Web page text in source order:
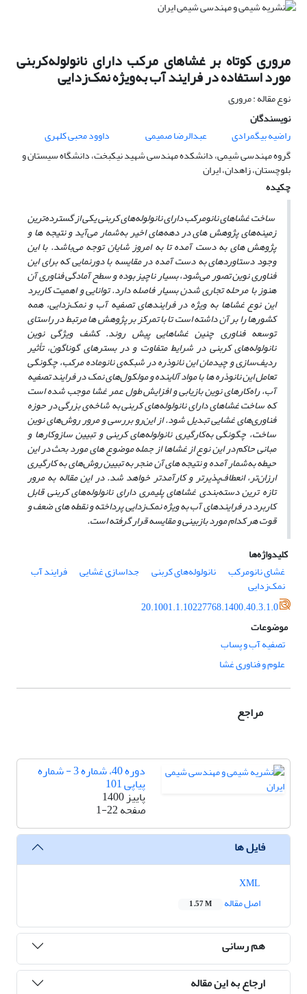
مروری کوتاه بر غشاهای مرکب دارای نانولوله‌کربنی
مورد استفاده در فرایند آب به‌ویژه نمک‌زدایی
نوع مقاله : مروری
نویسندگان
راضیه بیگمرادی
عبدالرضا صمیمی
داوود محبی کلهری
گروه مهندسی شیمی، دانشکده مهندسی شهید نیکبخت، دانشگاه سیستان و
بلوچستان، زاهدان، ایران
چکیده
ساخت غشا‌های نانومرکب دارای نانولوله‌های کربنی یکی از گسترده‌ترین
زمینه‌های پژوهش­ های در دهه‌های اخیر به‌شمار می‌آید و نتیجه­ ها و
پژوهش­ های به ­دست آمده تا به امروز شایان توجه می‌باشد. با این
وجود دستاوردهای به دست آمده در مقایسه با دورنمایی که برای این
فناوری نوین تصور می‌شود، بسیار ناچیز بوده و سطح آمادگی فناوری آن
هنوز با مرحله تجاری شدن بسیار فاصله دارد. توانایی و اهمیت کاربرد
این‌ نوع غشاها به ویژه در فرایند‌های تصفیه آب و نمک‌زدایی، همه
کشورها را بر آن داشته است تا با تمرکز بر پژوهش­ ها مرتبط در راستای
توسعه فناوری چنین غشاهایی پیش روند. کشف ویژگی نوین
نانولوله‌های کربنی در شرایط متفاوت و در بسترهای گوناگون، تأثیر
ردیف‌سازی و چیدمان این نانوذره در شبکه‌ی نانوماده مرکب، چگونگی
تعامل این نانوذره­ ها با مواد آلاینده و مولکول‌های نمک در فرایند تصفیه
آب، راه‌کارهای نوین بازیابی و افزایش طول‌ عمر غشا موجب شده است
که ساخت غشاهای دارای نانولوله‌های کربنی به شاخه‌ی بزرگی در حوزه
فناوری‌های غشایی تبدیل شود. از این‌رو بررسی و مرور روش‌های نوین
ساخت، چگونگی به‌کارگیری نانولوله‌های کربنی و تبیین سازوکارها و
مبانی حاکم در این نوع از غشاها از جمله موضوع­ های مورد بحث در این
حیطه به‌شمار آمده و نتیجه ­های آن منجر به تبیین روش‌های به­ کارگیری
ارزان‌تر، انعطاف‌پذیرتر و کارآمدتر خواهد شد. در این مقاله به مرور
تازه ­ترین دسته‌بندی غشاهای پلیمری دارای نانولوله‌های کربنی قابل
کاربرد در فرایندهای آب به ویژه نمک‌زدایی پرداخته و نقطه­ های ضعف و
قوت هر کدام مورد بازبینی و مقایسه قرار گرفته است.
کلیدواژه‌ها
غشای نانومرکب
نانولوله‌های کربنی جداسازی غشایی فرایند آب
نمک‌زدایی
20.1001.1.10227768.1400.40.3.1.0
موضوعات
تصفیه آب و پساب
علوم و فناوری غشا
مراجع
دوره 40، شماره 3 - شماره
پیاپی 101
پاییز 1400
صفحه1-22
فایل ها
اصل مقاله
1.57 M
هم رسانی
ارجاع به این مقاله